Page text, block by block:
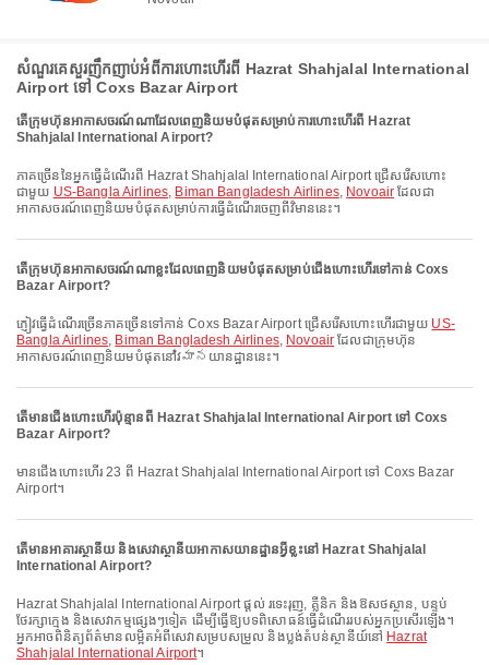
សំណួរគេសួរញឹកញាប់អំពីការហោះហើរពី Hazrat Shahjalal International
Airport ទៅ Coxs Bazar Airport
តើក្រុមហ៊ុនអាកាសចរណ៍ណាដែលពេញនិយមបំផុតសម្រាប់ការហោះហើរពី Hazrat
Shahjalal International Airport?
ភាគច្រើននៃអ្នកធ្វើដំណើរពី Hazrat Shahjalal International Airport ជ្រើសរើសហោះ
ជាមួយ US-Bangla Airlines, Biman Bangladesh Airlines, Novoair ដែលជា
អាកាសចរណ៍ពេញនិយមបំផុតសម្រាប់ការធ្វើដំណើរចេញពីវិមាននេះ។
តើក្រុមហ៊ុនអាកាសចរណ៍ណាខ្លះដែលពេញនិយមបំផុតសម្រាប់ជើងហោះហើរទៅកាន់ Coxs
Bazar Airport?
ភ្ញៀវធ្វើដំណើរច្រើនភាគច្រើនទៅកាន់ Coxs Bazar Airport ជ្រើសរើសហោះហើរជាមួយ US-
Bangla Airlines, Biman Bangladesh Airlines, Novoair ដែលជាក្រុមហ៊ុន
អាកាសចរណ៍ពេញនិយមបំផុតនៅវిమానយានដ្ឋាននេះ។
តើមានជើងហោះហើរប៉ុន្មានពី Hazrat Shahjalal International Airport ទៅ Coxs
Bazar Airport?
មានជើងហោះហើរ 23 ពី Hazrat Shahjalal International Airport ទៅ Coxs Bazar
Airport។
តើមានអាគារស្ថានីយ និងសេវាស្ថានីយអាកាសយានដ្ឋានអ្វីខ្លះនៅ Hazrat Shahjalal
International Airport?
Hazrat Shahjalal International Airport ផ្តល់ រទេះរុញ, គ្លីនិក និងឱសថស្ថាន, បន្ទប់
ថែរក្សាក្មេង និងសេវាកម្មផ្សេងៗទៀត ដើម្បីធ្វើឱ្យបទពិសោធន៍ធ្វើដំណើររបស់អ្នកប្រសើរឡើង។
អ្នកអាចពិនិត្យព័ត៌មានលម្អិតអំពីសេវាសម្របសម្រួល និងប្លង់តំបន់ស្ថានីយ៍នៅ Hazrat
Shahjalal International Airport។